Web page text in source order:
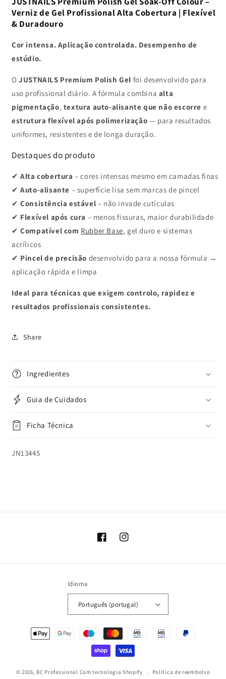
-
Shellac
off
-
off
Verniz de Gel Profissional Alta Cobertura | Flexível
& Duradouro
Cor intensa. Aplicação controlada. Desempenho de
estúdio.
OJUSTNAILS Premium Polish Gel foi desenvolvido para
uso profissional diário. A fórmula combina alta
pigmentação, textura auto-alisante que não escorre e
estrutura flexível após polimerização — para resultados
uniformes, resistentes e de longa duração.
Destaques do produto
✔Alta cobertura – cores intensas mesmo em camadas finas
✔Auto-alisante – superfície lisa sem marcas de pincel
✔Consistência estável – não invade cutículas
✔ Flexível após cura – menos fissuras, maior durabilidade
✔Compatível com Rubber Base, gel duro e sistemas
acrílicos
✔ Pincel de precisão desenvolvido para a nossa fórmula →
aplicação rápida e limpa
Ideal para técnicas que exigem controlo, rapidez e
resultados profissionais consistentes.
Share
Ingredientes
Guia de Cuidados
Ficha Técnica
SKU:
JN13445
FacebookInstagram
Idioma
Português (portugal)
Métodos
© 2026, BC Professional Com tecnologia Shopify Política de reembolso